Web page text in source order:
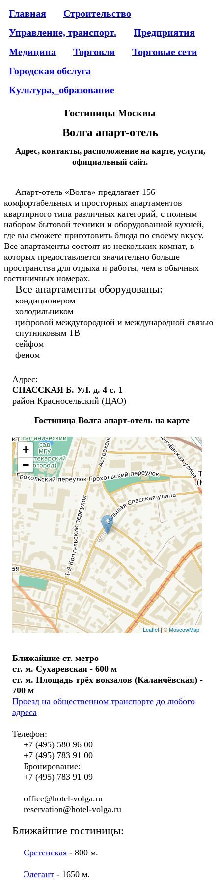
Главная
Строительство
Управление, транспорт.
Предприятия
Медицина
Торговля
Торговые сети
Городская обслуга
Культура,_образование
Гостиницы Москвы
Волга апарт-отель
Адрес, контакты, расположение на карте, услуги,
официальный сайт.
Апарт-отель «Волга» предлагает 156
комфортабельных и просторных апартаментов
квартирного типа различных категорий, с полным
набором бытовой техники и оборудованной кухней,
где вы сможете приготовить блюда по своему вкусу.
Все апартаменты состоят из нескольких комнат, в
которых предоставляется значительно больше
пространства для отдыха и работы, чем в обычных
гостиничных номерах.
Все апартаменты оборудованы:
кондиционером
холодильником
цифровой междугородной и международной связью
спутниковым ТВ
сейфом
феном
Адрес:
СПАССКАЯ Б. УЛ. д. 4 с. 1
район Красносельский (ЦАО)
Гостиница Волга апарт-отель на карте
+
−
Leaflet| ©MoscowMap
Ближайшие ст. метро
ст. м. Сухаревская - 600 м
ст. м. Площадь трёх вокзалов (Каланчёвская) -
700 м
Проезд на общественном транспорте до любого
адреса
Телефон:
+7 (495) 580 96 00
+7 (495) 783 91 00
Бронирование:
+7 (495) 783 91 09
office@hotel-volga.ru
reservation@hotel-volga.ru
Ближайшие гостиницы:
Сретенская- 800 м.
Элегант- 1650 м.